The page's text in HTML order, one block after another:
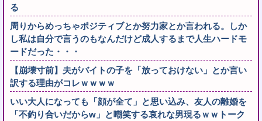
る
周りからめっちゃポジティブとか努力家とか言われる。しか
し私は自分で言うのもなんだけど成人するまで人生ハードモ
ードだった・・・
【崩壊寸前】夫がバイトの子を「放っておけない」とか言い
訳する理由がコレｗｗｗｗ
いい大人になっても「顔が全て」と思い込み、友人の離婚を
「不釣り合いだからw」と嘲笑する哀れな男現るｗｗトーク